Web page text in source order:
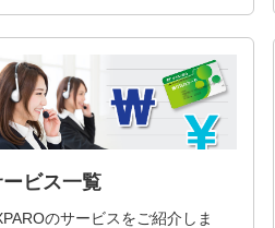
ビス一覧
のサービスをご紹介しま